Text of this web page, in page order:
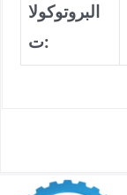
البروتوكولا
ت: